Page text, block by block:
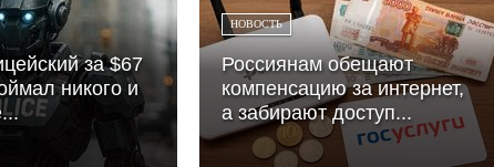
за $67
никого и
НОВОСТЬ
Россиянам обещают
компенсацию за интернет,
а забирают доступ...